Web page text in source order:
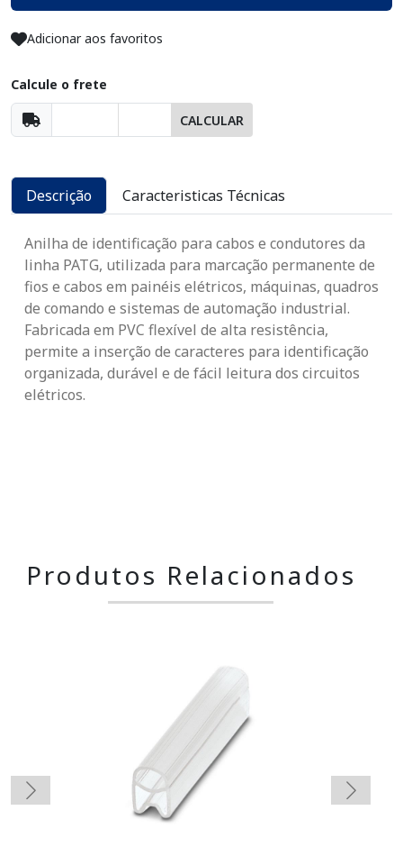
Adicionar aos favoritos
Calcule o frete
CALCULAR
Descrição Caracteristicas Técnicas
Anilha de identificação para cabos e condutores da
linha PATG, utilizada para marcação permanente de
fios e cabos em painéis elétricos, máquinas, quadros
de comando e sistemas de automação industrial.
Fabricada em PVC flexível de alta resistência,
permite a inserção de caracteres para identificação
organizada, durável e de fácil leitura dos circuitos
elétricos.
Produtos Relacionados